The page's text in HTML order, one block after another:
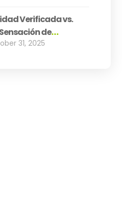
Verificada vs.
de
31, 2025